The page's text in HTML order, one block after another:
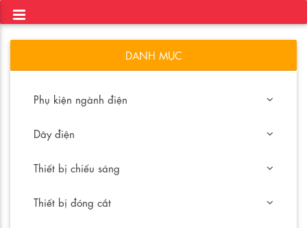
DANH MỤC
Phụ kiện ngành điện
Dây điện
Thiết bị chiếu sáng
Thiết bị đóng cắt